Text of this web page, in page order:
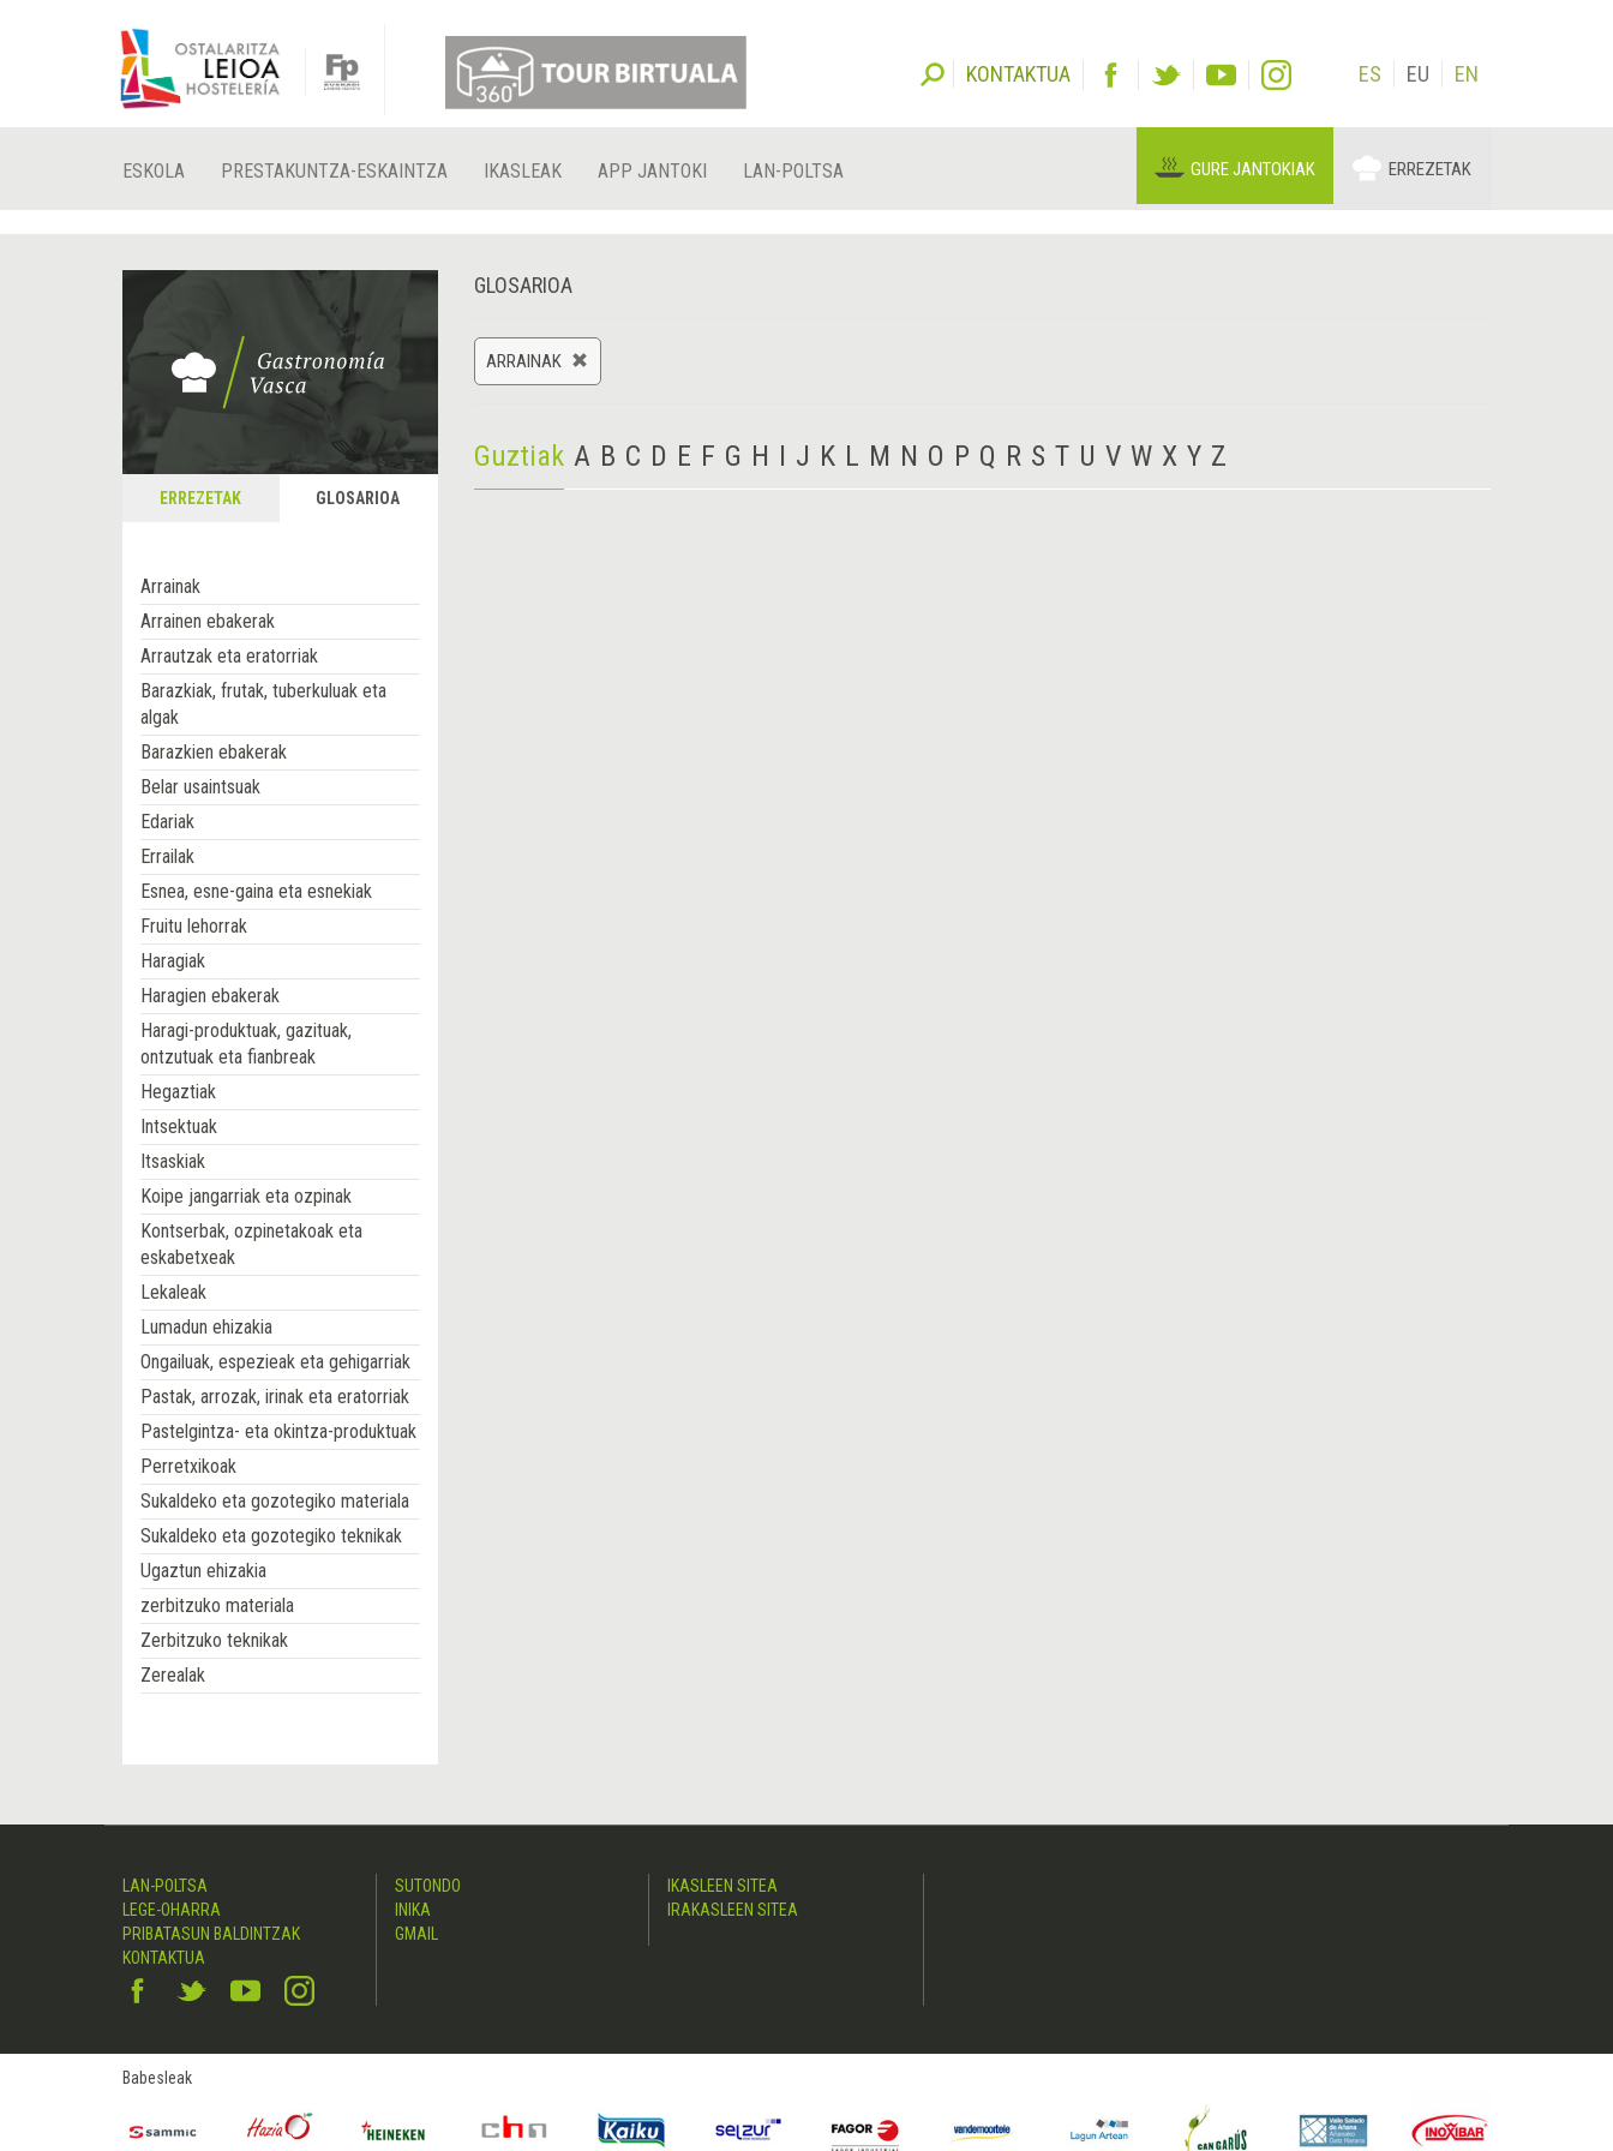
KONTAKTUA ES EU EN
ESKOLA PRESTAKUNTZA-ESKAINTZA IKASLEAK APP JANTOKI LAN-POLTSA GURE JANTOKIAK ERREZETAK
ERREZETAK GLOSARIOA
Arrainak
Arrainen ebakerak
Arrautzak eta eratorriak
Barazkiak, frutak, tuberkuluak eta
algak
Barazkien ebakerak
Belar usaintsuak
Edariak
Errailak
Esnea, esne-gaina eta esnekiak
Fruitu lehorrak
Haragiak
Haragien ebakerak
Haragi-produktuak, gazituak,
ontzutuak eta fianbreak
Hegaztiak
Intsektuak
Itsaskiak
Koipe jangarriak eta ozpinak
Kontserbak, ozpinetakoak eta
eskabetxeak
Lekaleak
Lumadun ehizakia
Ongailuak, espezieak eta gehigarriak
Pastak, arrozak, irinak eta eratorriak
Pastelgintza- eta okintza-produktuak
Perretxikoak
Sukaldeko eta gozotegiko materiala
Sukaldeko eta gozotegiko teknikak
Ugaztun ehizakia
zerbitzuko materiala
Zerbitzuko teknikak
Zerealak
GLOSARIOA
ARRAINAK
Guztiak A B C D E F G H I J K L M N O P Q R S T U V W X Y Z
LAN-POLTSA
LEGE-OHARRA
PRIBATASUN BALDINTZAK
KONTAKTUA
SUTONDO
INIKA
GMAIL
IKASLEEN SITEA
IRAKASLEEN SITEA
Babesleak